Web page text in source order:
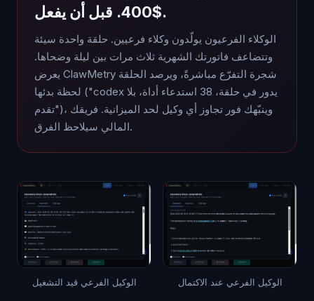
$400. قبل أن يفعل.
الوكلاء الفرعيون يولّدون وكلاء فرعيين. حلقة واحدة سيئة
وتتضاعف فاتورتك الشهرية ثلاث مرات بين ليلة وضحاها.
يعرض ClawMetry شجرة التفرّع مباشرةً، ويرصد الحلقة
لحظة بدئها ("codex يدور في حلقة، 38 استدعاء أداة، بلا
تقدم")، وينبّهك فور تجاوز أي وكيل لحد الميزانية. فريقك
المالي سيلاحظ الفرق.
الوكيل الفرعي قيد التشغيل الوكيل الفرعي عند الاكتمال